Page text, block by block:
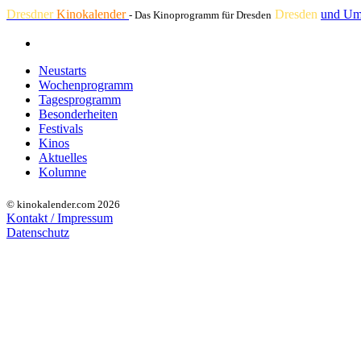
DresdnerKinokalender - Das Kinoprogramm für Dresden Dresden und
Neustarts
Wochenprogramm
Tagesprogramm
Besonderheiten
Festivals
Kinos
Aktuelles
Kolumne
© kinokalender.com 2026
Kontakt / Impressum
Datenschutz